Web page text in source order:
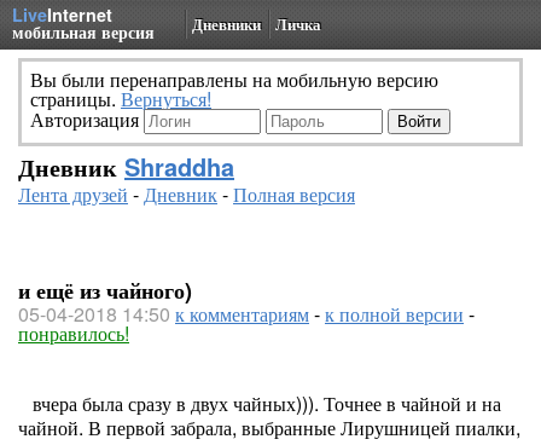
LiveInternet
мобильная версия Дневники Личка
Вы были перенаправлены на мобильную версию
страницы. Вернуться!
Авторизация
Дневник Shraddha
Лента друзей -Дневник-Полная версия
и ещё из чайного)
05-04-2018 14:50 к комментариям-к полной версии -
понравилось!
вчера была сразу в двух чайных))). Точнее в чайной и на
чайной. В первой забрала, выбранные Лирушницей пиалки,